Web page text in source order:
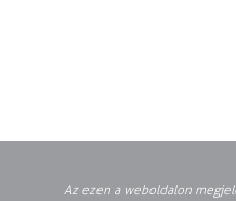
Az ezen a weboldalon